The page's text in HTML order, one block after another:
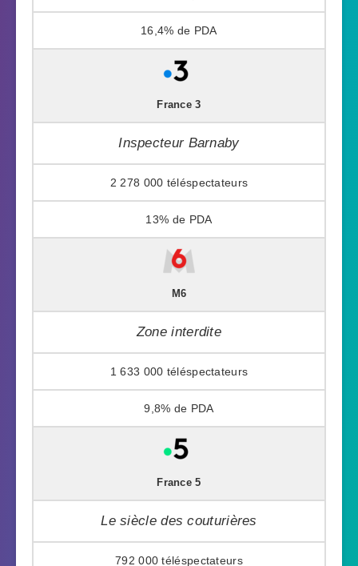
16,4%
France 3
Inspecteur Barnaby
2 278 000
13%
M6
Zone interdite
1 633 000
9,8%
France 5
Le siècle des couturières
792 000